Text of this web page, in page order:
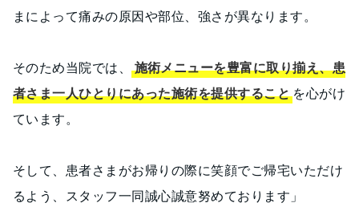
まによって痛みの原因や部位、強さが異なります。
そのため当院では、施術メニューを豊富に取り揃え、患
者さま一人ひとりにあった施術を提供すること を心がけ
ています。
そして、患者さまがお帰りの際に笑顔でご帰宅いただけ
るよう、スタッフ一同誠心誠意努めております」